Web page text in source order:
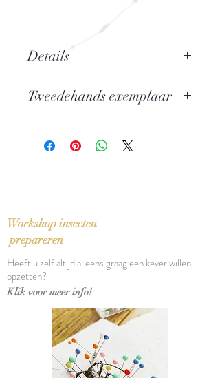
Details
Uitgever: Athenaeum - Polak & Van
ISBN: 9789025320416
Aantal pagina's: 403
Tweedehands exemplaar
Workshop insecten
prepareren
Heeft u zelf altijd al eens graag een kever willen
opzetten?
Klik voor meer info!